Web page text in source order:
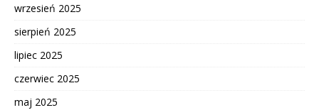
wrzesień 2025
sierpień 2025
lipiec 2025
czerwiec 2025
maj 2025